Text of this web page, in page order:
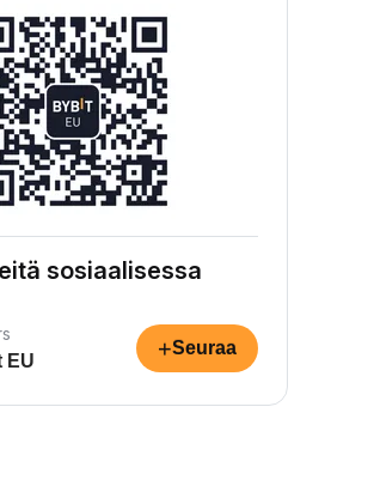
sosiaalisessa
EU
+Seuraa